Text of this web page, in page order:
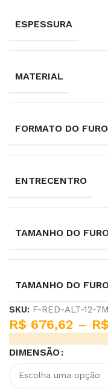
ESPESSURA
MATERIAL
FORMATO DO FURO
ENTRECENTRO
TAMANHO DO
TAMANHO DO
SKU: F-RED-ALT-12-
R$ 676,62 – R$
DIMENSÃO